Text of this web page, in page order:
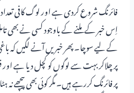
فائرنگ شروع کردی ہے اور لوگ کافی تعداد
اِس خبر کے ملنے کے باوجود کسی نے بھی
کے لیے سوچا۔ پھر خبریں آنے لگیں کہ
پر چلاکر بہت سے لوگوں کو کچل دیا ہے
پر فائرنگ کررہے ہیں۔ مگر کوئی بھی